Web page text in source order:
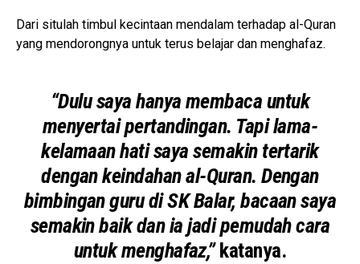
Dari situlah timbul kecintaan mendalam terhadap al-Quran
yang mendorongnya untuk terus belajar dan menghafaz.
“Dulu saya hanya membaca untuk
menyertai pertandingan. Tapi lama-
kelamaan hati saya semakin tertarik
dengan keindahan al-Quran. Dengan
bimbingan guru di SK Balar, bacaan saya
semakin baik dan ia jadi pemudah cara
untuk menghafaz,” katanya.